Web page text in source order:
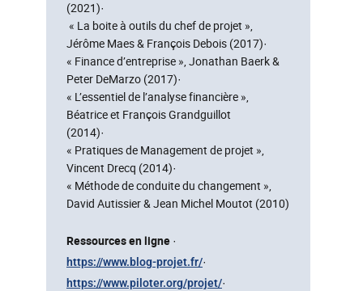
(2021)·
« La boite à outils du chef de projet »,
Jérôme Maes & François Debois (2017)·
« Finance d’entreprise », Jonathan Baerk &
Peter DeMarzo (2017)·
« L’essentiel de l’analyse financière »,
Béatrice et François Grandguillot
(2014)·
« Pratiques de Management de projet »,
Vincent Drecq (2014)·
« Méthode de conduite du changement »,
David Autissier & Jean Michel Moutot (2010)
Ressources en ligne ·
https://www.blog-projet.fr/·
https://www.piloter.org/projet/·